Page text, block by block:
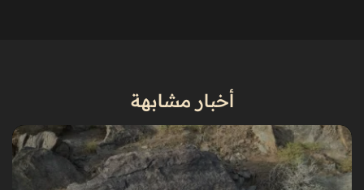
أخبار مشابهة